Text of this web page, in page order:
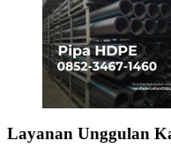
Layanan Unggulan